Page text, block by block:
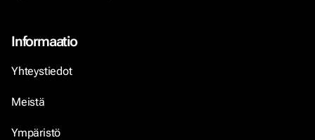
Informaatio
Yhteystiedot
Meistä
Ympäristö